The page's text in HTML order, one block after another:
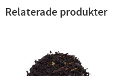
Relaterade produkter